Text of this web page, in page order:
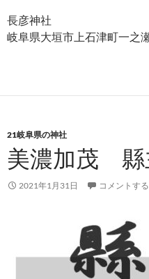
長彦神社
岐阜県大垣市上石津町一之
21岐阜県の神社
美濃加茂 縣
2021年1月31日 コメントする